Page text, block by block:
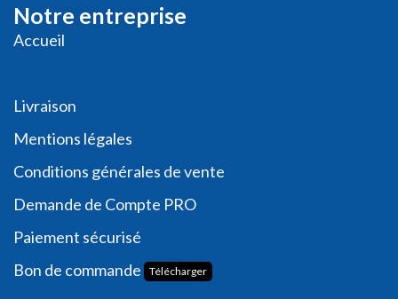
Notre entreprise
Accueil
Livraison
Mentions légales
Conditions générales de vente
Demande de Compte PRO
Paiement sécurisé
Bon de commande
Télécharger